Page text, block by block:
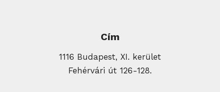
Cím
1116 Budapest, XI. kerület
Fehérvári út 126-128.